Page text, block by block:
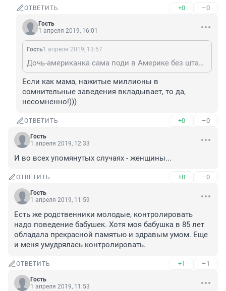
ОТВЕТИТЬ +0 –0
Гость
1 апреля 2019, 16:01
Гость1 апреля 2019, 13:57
Дочь-американка сама поди в Америке без штанов сидит.
Если как мама, нажитые миллионы в
сомнительные заведения вкладывает, то да,
несомненно!)))
ОТВЕТИТЬ +0 –0
Гость
1 апреля 2019, 12:33
И во всех упомянутых случаях - женщины...
ОТВЕТИТЬ +0 –0
Гость
1 апреля 2019, 11:59
Есть же родственники молодые, контролировать
надо поведение бабушек. Хотя моя бабушка в 85 лет
обладала прекрасной памятью и здравым умом. Еще
и меня умудрялась контролировать.
ОТВЕТИТЬ +1 –1
Гость
1 апреля 2019, 11:53